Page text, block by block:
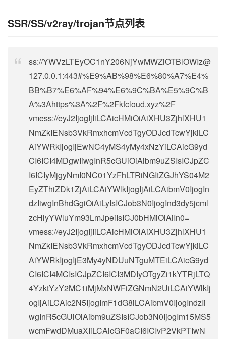
SSR/SS/v2ray/trojan节点列表
ss://YWVzLTEyOC1nY206NjYwMWZiOTBlOWIz@
127.0.0.1:443#%E9%AB%98%E6%80%A7%E4%
BB%B7%E6%AF%94%E6%9C%BA%E5%9C%B
A%3Ahttps%3A%2F%2Fkfcloud.xyz%2F
vmess://eyJ2IjogIjIiLCAicHMiOiAiXHU3ZjhlXHU1
NmZkIENsb3VkRmxhcmVcdTgyODJcdTcwYjkiLC
AiYWRkIjogIjEwNC4yMS4yMy4xNzYiLCAicG9yd
CI6ICI4MDgwIiwgInR5cGUiOiAibm9uZSIsICJpZC
I6ICIyMjgyNmI0NC01YzFhLTRiNGItZGJhYS04M2
EyZThiZDk1ZjAiLCAiYWlkIjogIjAiLCAibmV0IjogIn
dzIiwgInBhdGgiOiAiLyIsICJob3N0IjogInd3dy5jcml
zcHlyYWluYm93LmJpeiIsICJ0bHMiOiAiIn0=
vmess://eyJ2IjogIjIiLCAicHMiOiAiXHU3ZjhlXHU1
NmZkIENsb3VkRmxhcmVcdTgyODJcdTcwYjkiLC
AiYWRkIjogIjE3My4yNDUuNTguMTEiLCAicG9yd
CI6ICI4MCIsICJpZCI6ICI3MDIyOTgyZi1kYTRjLTQ
4YzktYzY2MC1iMjMxNWFiZGNmN2UiLCAiYWlkIj
ogIjAiLCAic2N5IjogImF1dG8iLCAibmV0IjogIndzIi
wgInR5cGUiOiAibm9uZSIsICJob3N0IjogIm15MS5
wcmFwdDMuaXIiLCAicGF0aCI6ICIvP2VkPTIwN